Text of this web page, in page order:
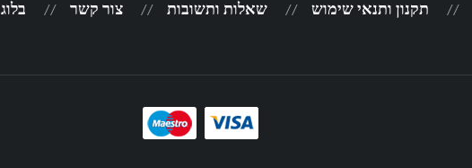
תקנון ותנאי שימוש שאלות ותשובות צור קשר בלוג